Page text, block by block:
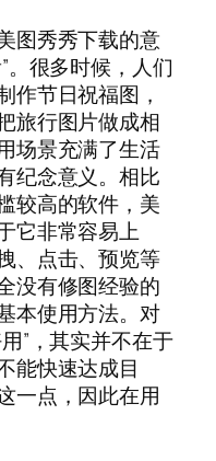
图秀秀下载的意
。很多时候，人们
作节日祝福图，
旅行图片做成相
场景充满了生活
纪念意义。相比
较高的软件，美
它非常容易上
、点击、预览等
没有修图经验的
本使用方法。对
”，其实并不在于
能快速达成目
一点，因此在用